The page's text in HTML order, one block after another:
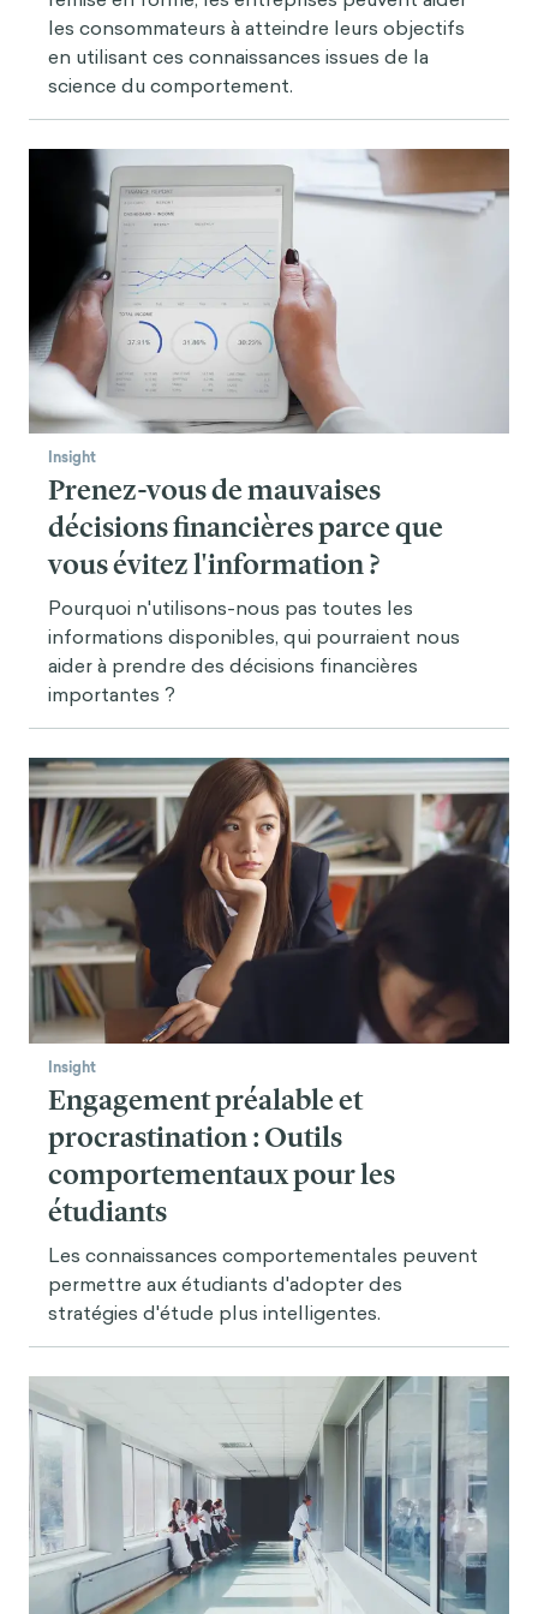
366-373.
les consommateurs à atteindre leurs objectifs
en utilisant ces connaissances issues de la
science du comportement.
Insight
Prenez-vous de mauvaises
décisions financières parce que
vous évitez l'information ?
Pourquoi n'utilisons-nous pas toutes les
informations disponibles, qui pourraient nous
aider à prendre des décisions financières
importantes ?
Insight
Engagement préalable et
procrastination : Outils
comportementaux pour les
étudiants
Les connaissances comportementales peuvent
permettre aux étudiants d'adopter des
stratégies d'étude plus intelligentes.